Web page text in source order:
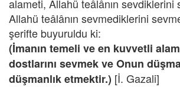
alameti, Allahü teâlânın sevdiklerini
Allahü teâlânın sevmediklerini
şerifte buyuruldu ki:
(İmanın temeli ve en kuvvetli
dostlarını sevmek ve Onun
düşmanlık etmektir.) [İ. Gazali]